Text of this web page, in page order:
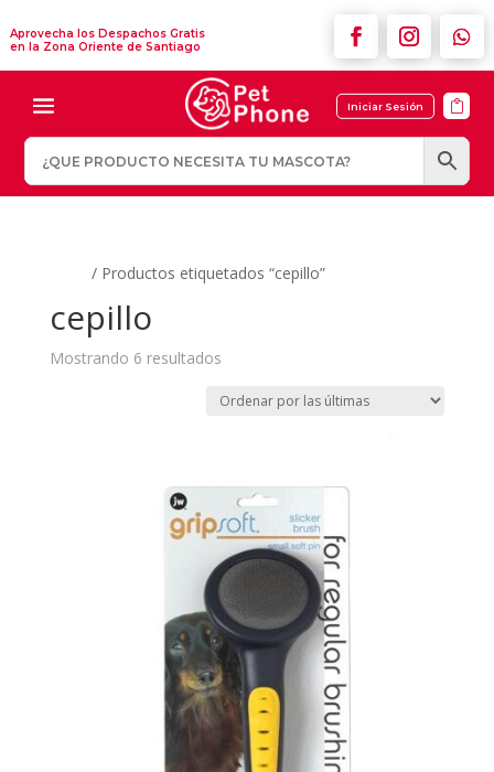
Aprovecha los Despachos Gratis
en la Zona Oriente de Santiago
Iniciar Sesión 
/ Productos etiquetados “cepillo”
cepillo
Mostrando 6 resultadosOrdenado
los